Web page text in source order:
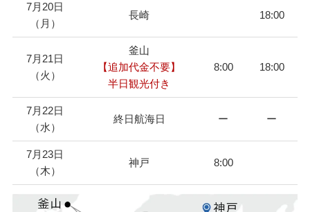
7月20日
（月）
長崎 18:00
7月21日
（火）
釜山
【追加代金不要】
半日観光付き
8:00 18:00
7月22日
（水）
終日航海日 ー ー
7月23日
（木）
神戸 8:00